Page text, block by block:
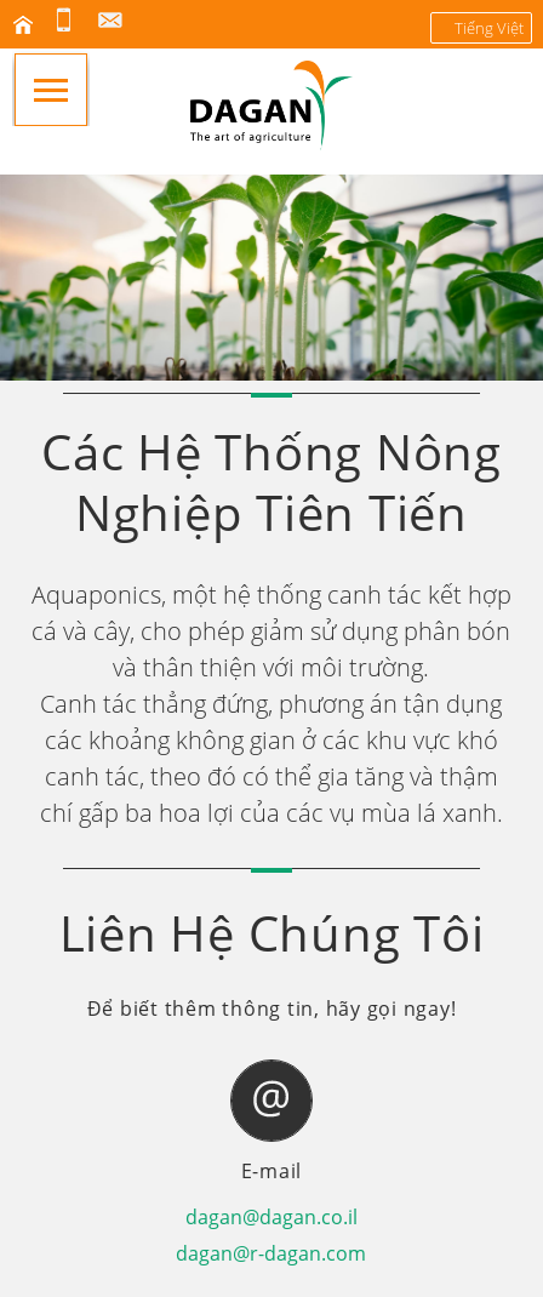
Tiếng Việt
Các Hệ Thống Nông
Nghiệp Tiên Tiến
Aquaponics, một hệ thống canh tác kết hợp
cá và cây, cho phép giảm sử dụng phân bón
và thân thiện với môi trường.
Canh tác thẳng đứng, phương án tận dụng
các khoảng không gian ở các khu vực khó
canh tác, theo đó có thể gia tăng và thậm
chí gấp ba hoa lợi của các vụ mùa lá xanh.
Liên Hệ Chúng Tôi
Để biết thêm thông tin, hãy gọi ngay!
E-mail
dagan@dagan.co.il
dagan@r-dagan.com